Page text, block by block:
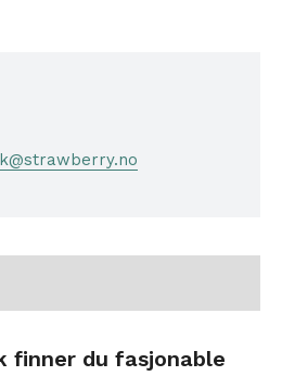
finner du fasjonable